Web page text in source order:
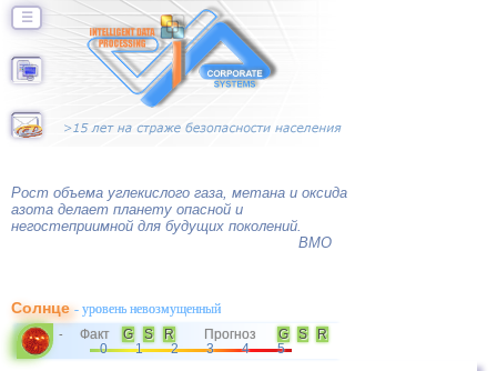
☰
Рост объема углекислого газа, метана и оксида
азота делает планету опасной и
негостеприимной для будущих поколений.
ВМО
Солнце- уровень невозмущенный
- Факт G S R Прогноз G S
R
0
1 2 3 4 5